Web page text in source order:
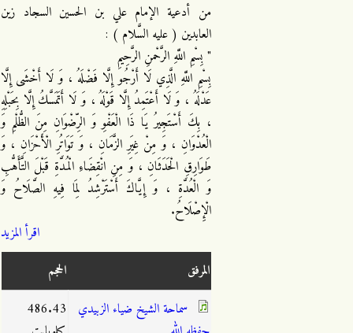
من أدعية الإمام علي بن الحسين السجاد زين
العابدين ( عليه السَّلام ) :
" بِسْمِ اللَّهِ الرَّحْمنِ الرَّحِيمِ
بِسْمِ اللَّهِ الَّذِي لَا أَرْجُو إِلَّا فَضْلَهُ ، وَ لَا أَخْشَى إِلَّا
عَدْلَهُ ، وَ لَا أَعْتَمِدُ إِلَّا قَوْلَهُ ، وَ لَا أَتَمَسَّكُ إِلَّا بِحَبْلِهِ
، بِكَ أَسْتَجِيرُ يَا ذَا الْعَفْوِ وَ الرِّضْوَانِ مِنَ الظُّلْمِ وَ
الْعُدْوَانِ ، وَ مِنْ غِيَرِ الزَّمَانِ ، وَ تَوَاتُرِ الْأَحْزَانِ ، وَ
طَوَارِقِ الْحَدَثَانِ ، وَ مِنِ انْقِضَاءِ الْمُدَّةِ قَبْلَ التَّأَهُّبِ
وَ الْعُدَّةِ ، وَ إِيَّاكَ أَسْتَرْشِدُ لِمَا فِيهِ الصَّلَاحُ وَ
الْإِصْلَاحُ.
اقرأ المزيد
المرفق
الحجم
سماحة الشيخ ضياء الزبيدي
486.43